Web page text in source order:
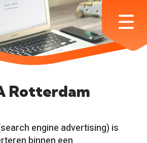
Menu
Rotterdam
engine advertising) is